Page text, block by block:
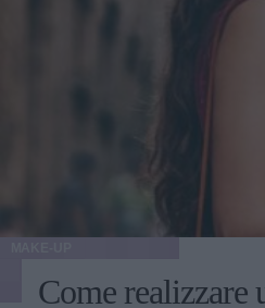
mantenere un peso stabile,
Come realizzare